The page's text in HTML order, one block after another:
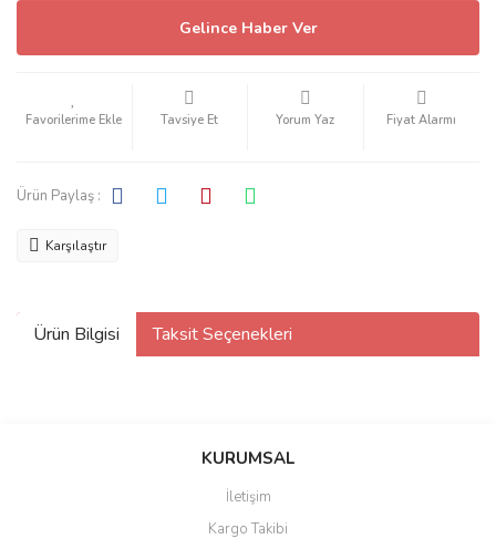
Gelince Haber Ver
Tavsiye Et Yorum Yaz Fiyat Alarmı
Ürün Paylaş :
Karşılaştır
Ürün Bilgisi Taksit Seçenekleri
KURUMSAL
İletişim
Kargo Takibi